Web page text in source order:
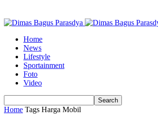
Home
News
Lifestyle
Sportainment
Foto
Video
Home Tags Harga Mobil